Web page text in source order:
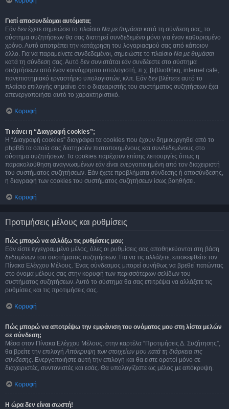
Γιατί αποσυνδέομαι αυτόματα;
Εάν δεν έχετε σημειώσει το πλαίσιο Να με θυμάσαι κατά τη σύνδεση σας, το
σύστημα συζητήσεων θα σας διατηρεί συνδεδεμένο μόνο για έναν καθορισμένο
χρόνο. Αυτό αποτρέπει την κατάχρηση του λογαριασμού σας από κάποιον
άλλο. Για να παραμείνετε συνδεδεμένοι, σημειώστε το πλαίσιο Να με θυμάσαι
κατά τη σύνδεση σας. Αυτό δεν συνιστάται εάν συνδέεστε στο σύστημα
συζητήσεων από έναν κοινόχρηστο υπολογιστή, π.χ. βιβλιοθήκη, internet cafe,
πανεπιστημιακό εργαστήριο υπολογιστών, κλπ. Εάν δεν βλέπετε αυτό το
πλαίσιο επιλογής σημαίνει ότι ο διαχειριστής του συστήματος συζητήσεων έχει
απενεργοποιήσει αυτό το χαρακτηριστικό.
Κορυφή
Τι κάνει η “Διαγραφή cookies”;
Η “Διαγραφή cookies” διαγράφει τα cookies που έχουν δημιουργηθεί από το
phpBB τα οποία σας διατηρούν πιστοποιημένους και συνδεδεμένους στο
σύστημα συζητήσεων. Τα cookies παρέχουν επίσης λειτουργίες όπως η
παρακολούθηση αναγνωσμένων εάν είναι ενεργοποιημένη από τον διαχειριστή
του συστήματος συζητήσεων. Εάν έχετε προβλήματα σύνδεσης ή αποσύνδεσης,
η διαγραφή των cookies του συστήματος συζητήσεων ίσως βοηθήσει.
Κορυφή
Προτιμήσεις μέλους και ρυθμίσεις
Πώς μπορώ να αλλάξω τις ρυθμίσεις μου;
Εάν είστε εγγεγραμμένο μέλος, όλες οι ρυθμίσεις σας αποθηκεύονται στη βάση
δεδομένων του συστήματος συζητήσεων. Για να τις αλλάξετε, επισκεφθείτε τον
Πίνακα Ελέγχου Μέλους. Ένας σύνδεσμος μπορεί συνήθως να βρεθεί πατώντας
στο όνομα μέλους σας στην κορυφή των περισσότερων σελίδων του
συστήματος συζητήσεων. Αυτό το σύστημα θα σας επιτρέψει να αλλάξετε τις
ρυθμίσεις και τις προτιμήσεις σας.
Κορυφή
Πώς μπορώ να αποτρέψω την εμφάνιση του ονόματος μου στη λίστα μελών
σε σύνδεση;
Μέσα στον Πίνακα Ελέγχου Μέλους, στην καρτέλα “Προτιμήσεις Δ. Συζήτησης”,
θα βρείτε την επιλογήΑπόκρυψη των στοιχείων μου κατά τη διάρκεια της
σύνδεσης. Ενεργοποιήστε αυτή την επιλογή και θα είστε ορατοί μόνο σε
διαχειριστές, συντονιστές και εσάς. Θα υπολογίζεστε ως μέλος με απόκρυψη.
Κορυφή
Η ώρα δεν είναι σωστή!